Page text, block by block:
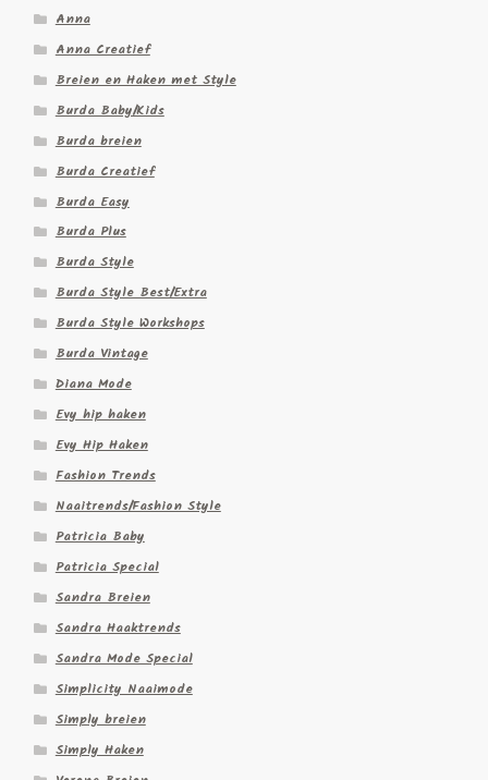
Anna
Anna Creatief
Breien en Haken met Style
Burda Baby/Kids
Burda breien
Burda Creatief
Burda Easy
Burda Plus
Burda Style
Burda Style Best/Extra
Burda Style Workshops
Burda Vintage
Diana Mode
Evy hip haken
Evy Hip Haken
Fashion Trends
Naaitrends/Fashion Style
Patricia Baby
Patricia Special
Sandra Breien
Sandra Haaktrends
Sandra Mode Special
Simplicity Naaimode
Simply breien
Simply Haken